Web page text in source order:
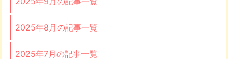
2025年8月の記事一覧
2025年7月の記事一覧